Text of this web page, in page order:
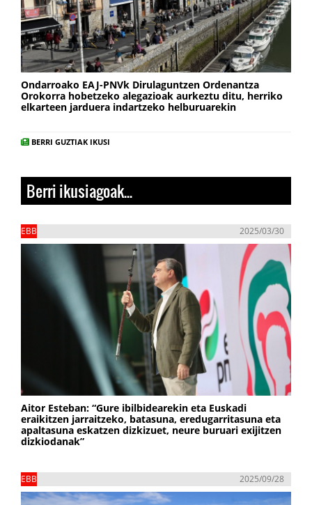
Ondarroako EAJ-PNVk Dirulaguntzen Ordenantza
Orokorra hobetzeko alegazioak aurkeztu ditu, herriko
elkarteen jarduera indartzeko helburuarekin
BERRI GUZTIAK IKUSI
Berri ikusiagoak...
EBB 2025/03/30
Aitor Esteban: “Gure ibilbidearekin eta Euskadi
eraikitzen jarraitzeko, batasuna, eredugarritasuna eta
apaltasuna eskatzen dizkizuet, neure buruari exijitzen
dizkiodanak”
EBB 2025/09/28